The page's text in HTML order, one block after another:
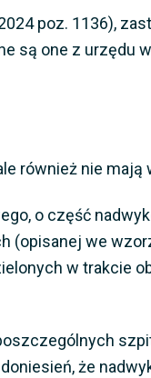
poz. 1136),
są one z
również nie
o część
we
w trakcie
że